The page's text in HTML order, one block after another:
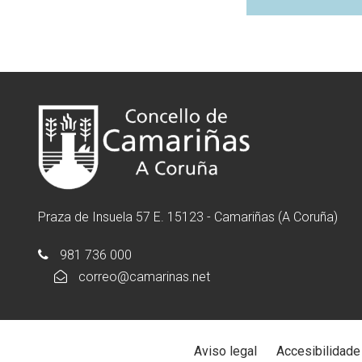
Praza de Insuela 57 E. 15123 - Camariñas (A Coruña)
981 736 000
correo@camarinas.net
Aviso legal Accesibilidade